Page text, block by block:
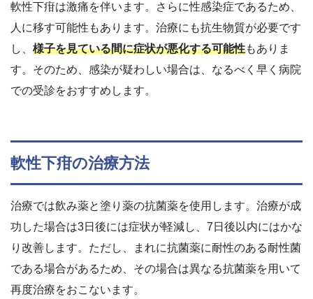
軟性下疳は激痛を伴います。さらに性感染症であるため、
人に移す可能性もあります。治療にも抗生物質が必要です
し、 様子を見ている間に症状が悪化する可能性もありま
す。そのため、感染が疑わしい場合は、なるべく早く病院
での受診をおすすめします。
軟性下疳の治療方法
治療では飲み薬と塗り薬の抗菌薬を使用します。治療が成
功した場合は3日後には症状が軽減し、7日後以内にはかな
り改善します。ただし、まれに抗菌薬に耐性のある耐性菌
である場合があるため、その場合は異なる抗菌薬を用いて
再度治療をおこないます。